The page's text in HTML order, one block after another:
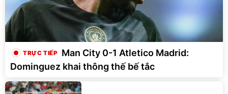
Man City 0-1 Atletico Madrid:
Dominguez khai thông thế bế tắc